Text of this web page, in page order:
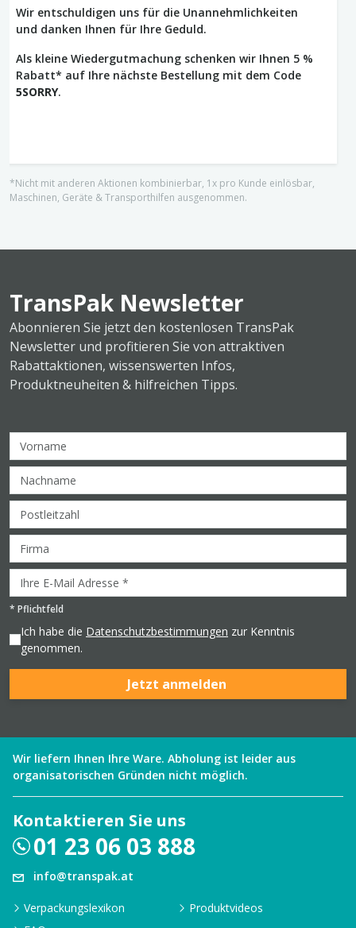
Wir entschuldigen uns für die Unannehmlichkeiten
und danken Ihnen für Ihre Geduld.
Als kleine Wiedergutmachung schenken wir Ihnen 5 %
Rabatt* auf Ihre nächste Bestellung mit dem Code
5SORRY.
*Nicht mit anderen Aktionen kombinierbar, 1x pro Kunde einlösbar,
Maschinen, Geräte & Transporthilfen ausgenommen.
TransPak Newsletter
Abonnieren Sie jetzt den kostenlosen TransPak
Newsletter und profitieren Sie von attraktiven
Rabattaktionen, wissenswerten Infos,
Produktneuheiten & hilfreichen Tipps.
* Pflichtfeld
Ich habe die Datenschutzbestimmungen zur Kenntnis
genommen.
Jetzt anmelden
Wir liefern Ihnen Ihre Ware. Abholung ist leider aus
organisatorischen Gründen nicht möglich.
Kontaktieren Sie uns
01 23 06 03 888
info@transpak.at
Verpackungslexikon
Produktvideos